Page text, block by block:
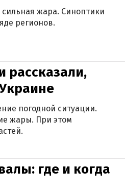
сильная жара. Синоптики
регионов.
рассказали,
погодной ситуации.
жары. При этом
где и когда